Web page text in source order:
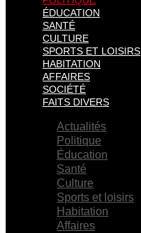
ÉDUCATION
SANTÉ
CULTURE
SPORTS ET LOISIRS
HABITATION
AFFAIRES
SOCIÉTÉ
FAITS DIVERS
Actualités
Politique
Éducation
Santé
Culture
Sports et loisirs
Habitation
Affaires